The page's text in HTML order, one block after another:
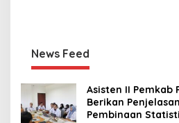
News Feed
Asisten II Pemkab
Berikan
Pembinaan